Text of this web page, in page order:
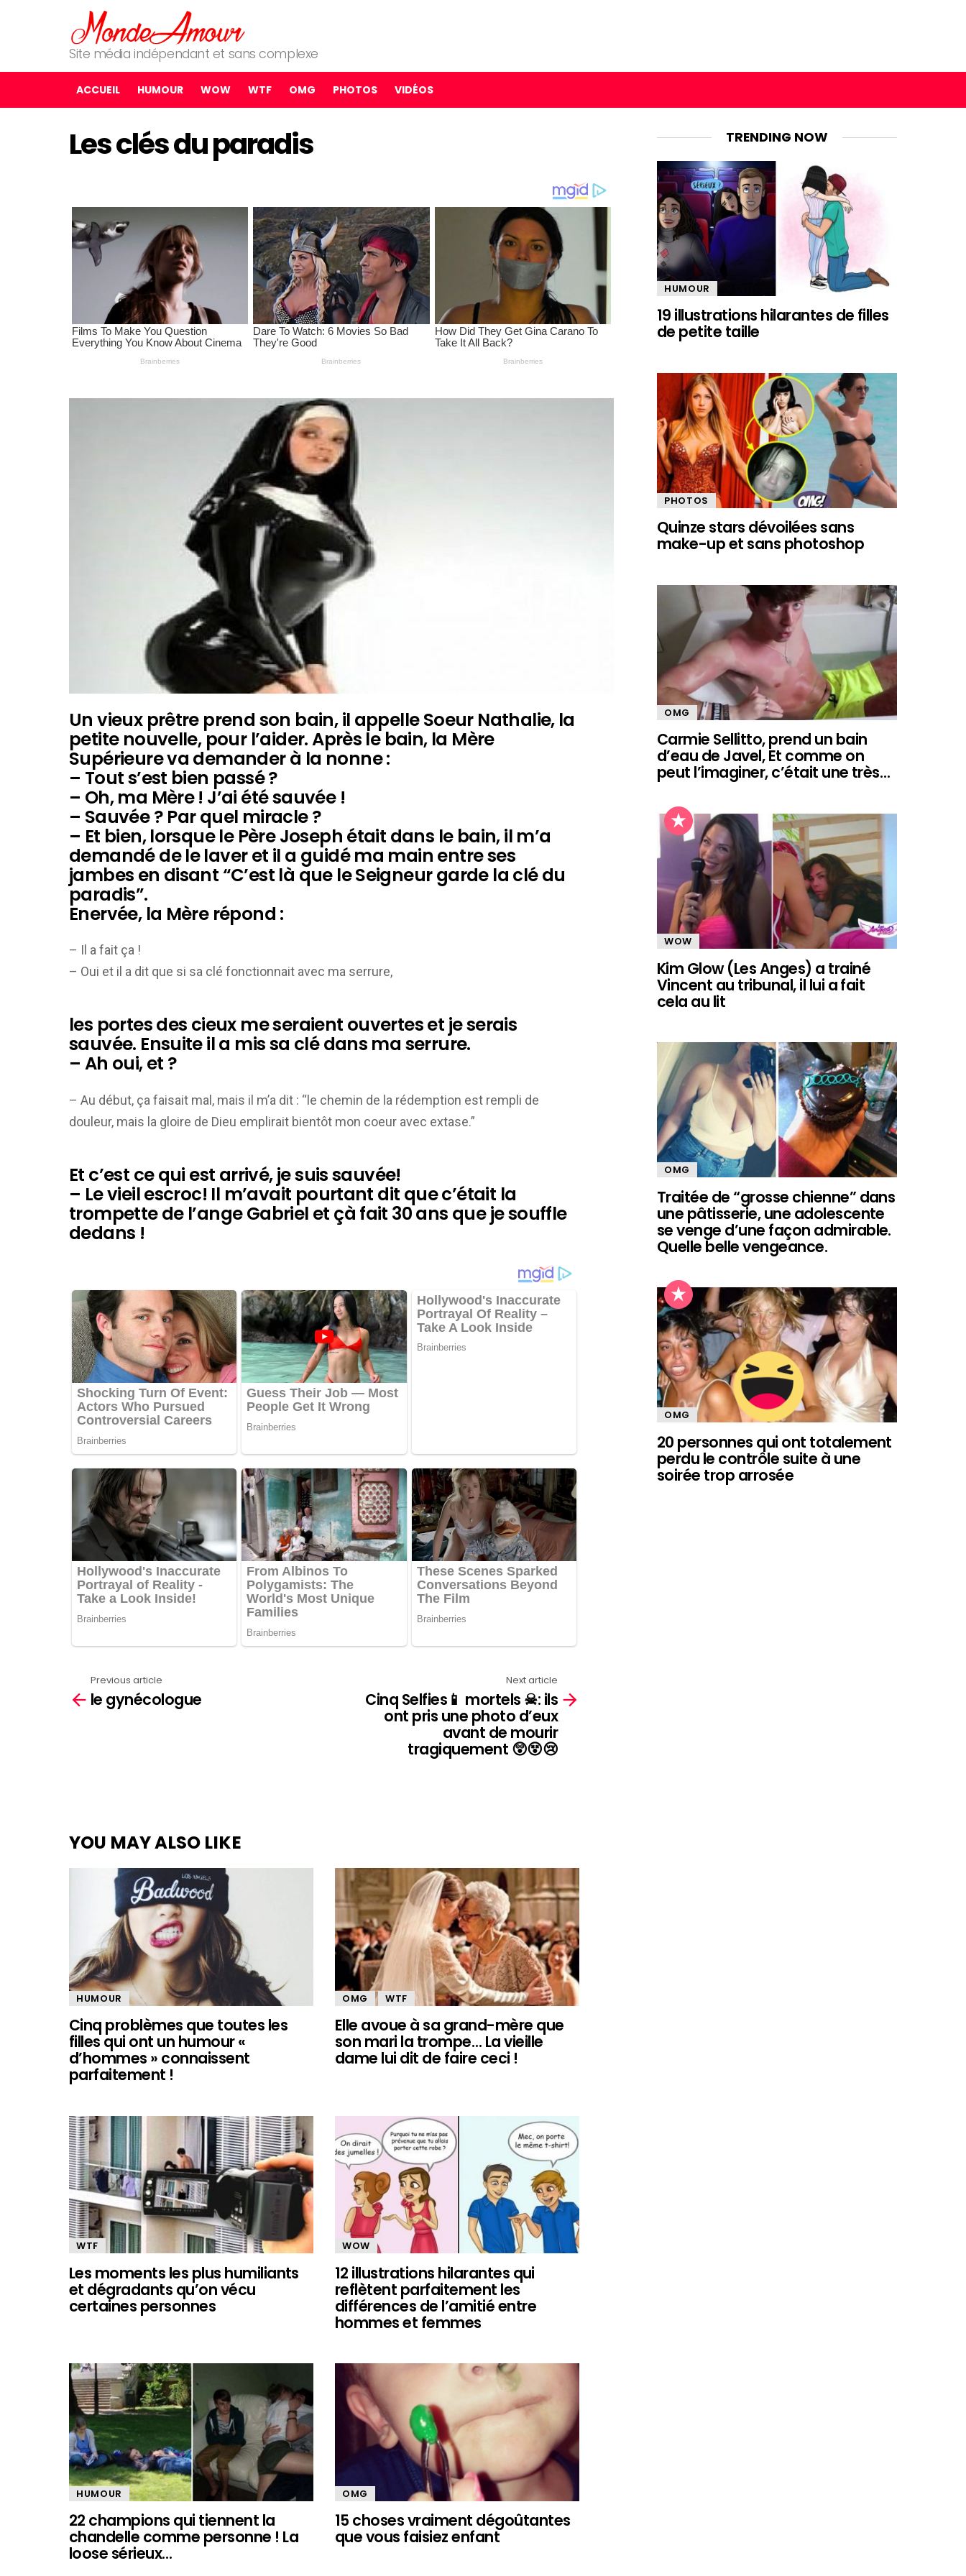
Site média indépendant et sans complexe
ACCUEIL HUMOUR WOW WTF OMG PHOTOS VIDÉOS
Les clés du paradis
Un vieux prêtre prend son bain, il appelle Soeur Nathalie, la
petite nouvelle, pour l’aider. Après le bain, la Mère
Supérieure va demander à la nonne :
– Tout s’est bien passé ?
– Oh, ma Mère ! J’ai été sauvée !
– Sauvée ? Par quel miracle ?
– Et bien, lorsque le Père Joseph était dans le bain, il m’a
demandé de le laver et il a guidé ma main entre ses
jambes en disant “C’est là que le Seigneur garde la clé du
paradis”.
Enervée, la Mère répond :
– Il a fait ça !
– Oui et il a dit que si sa clé fonctionnait avec ma serrure,
les portes des cieux me seraient ouvertes et je serais
sauvée. Ensuite il a mis sa clé dans ma serrure.
– Ah oui, et ?
– Au début, ça faisait mal, mais il m’a dit : “le chemin de la rédemption est rempli de
douleur, mais la gloire de Dieu emplirait bientôt mon coeur avec extase.”
Et c’est ce qui est arrivé, je suis sauvée!
– Le vieil escroc! Il m’avait pourtant dit que c’était la
trompette de l’ange Gabriel et çà fait 30 ans que je souffle
dedans !
See
more
Previous article
le gynécologue
Next article
Cinq Selfies📱 mortels ☠: ils
ont pris une photo d’eux
avant de mourir
tragiquement 😲😵😢
YOU MAY ALSO LIKE
HUMOUR
Cinq problèmes que toutes les
filles qui ont un humour «
d’hommes » connaissent
parfaitement !
OMG WTF
Elle avoue à sa grand-mère que
son mari la trompe… La vieille
dame lui dit de faire ceci !
WTF
Les moments les plus humiliants
et dégradants qu’on vécu
certaines personnes
WOW
12 illustrations hilarantes qui
reflètent parfaitement les
différences de l’amitié entre
hommes et femmes
HUMOUR
22 champions qui tiennent la
chandelle comme personne ! La
loose sérieux…
OMG
15 choses vraiment dégoûtantes
que vous faisiez enfant
TRENDING NOW
HUMOUR
19 illustrations hilarantes de filles
de petite taille
PHOTOS
Quinze stars dévoilées sans
make-up et sans photoshop
OMG
Carmie Sellitto, prend un bain
d’eau de Javel, Et comme on
peut l’imaginer, c’était une très…
WOW
Kim Glow (Les Anges) a trainé
Vincent au tribunal, il lui a fait
cela au lit
OMG
Traitée de “grosse chienne” dans
une pâtisserie, une adolescente
se venge d’une façon admirable.
Quelle belle vengeance.
OMG
20 personnes qui ont totalement
perdu le contrôle suite à une
soirée trop arrosée